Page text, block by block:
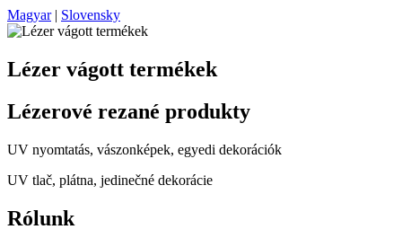
Magyar| Slovensky
Lézer vágott termékek
Lézerové rezané produkty
UV nyomtatás, vászonképek, egyedi dekorációk
UV tlač, plátna, jedinečné dekorácie
Rólunk